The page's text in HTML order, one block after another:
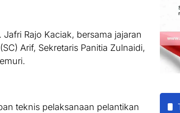
Rajo Kaciak, bersama jajaran
Arif, Sekretaris Panitia Zulnaidi,
teknis pelaksanaan pelantikan